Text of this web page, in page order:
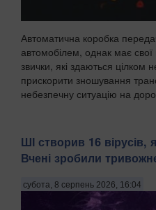
Автоматична коробка
автомобілем, однак має свої
звички, які здаються цілком
прискорити зношування
небезпечну ситуацію на
ШІ створив 16 вірусів,
Вчені зробили
субота, 8 серпень 2026, 16:04